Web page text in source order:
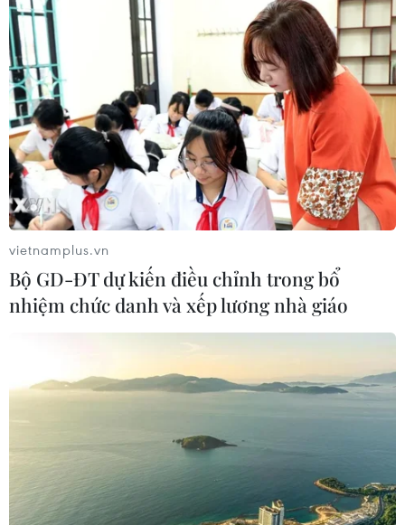
vietnamplus.vn
Bộ GD-ĐT dự kiến điều chỉnh trong bổ
nhiệm chức danh và xếp lương nhà giáo